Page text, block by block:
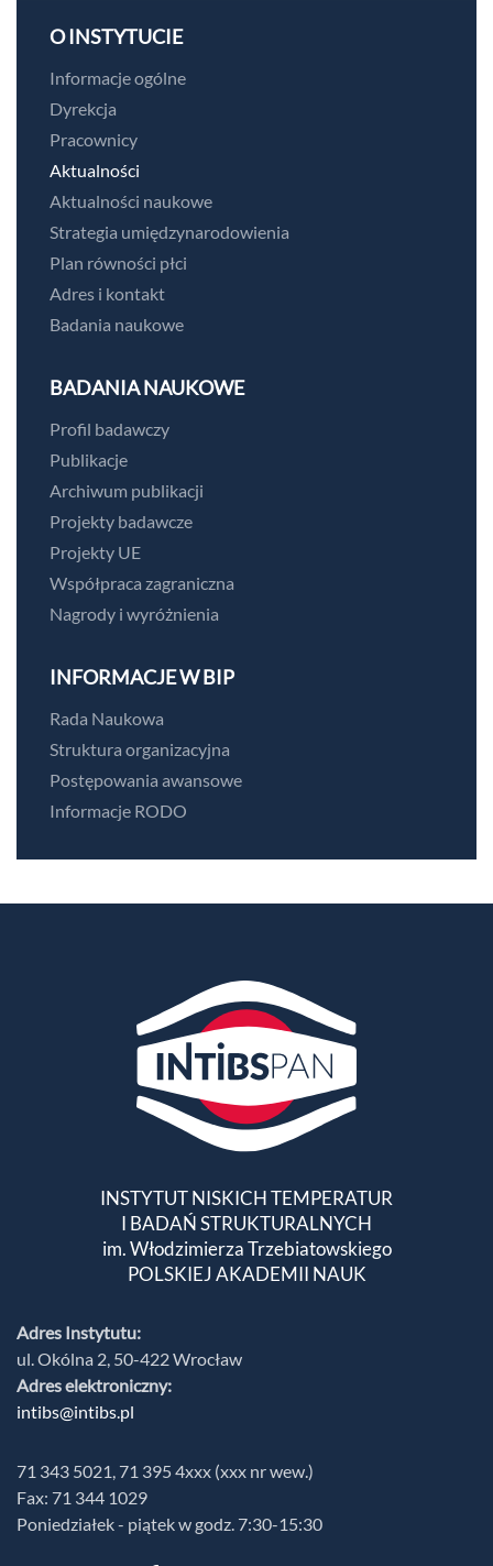
O INSTYTUCIE
Informacje ogólne
Dyrekcja
Pracownicy
Aktualności
Aktualności naukowe
Strategia umiędzynarodowienia
Plan równości płci
Adres i kontakt
Badania naukowe
BADANIA NAUKOWE
Profil badawczy
Publikacje
Archiwum publikacji
Projekty badawcze
Projekty UE
Współpraca zagraniczna
Nagrody i wyróżnienia
INFORMACJE W BIP
Rada Naukowa
Struktura organizacyjna
Postępowania awansowe
Informacje RODO
INSTYTUT NISKICH TEMPERATUR
I BADAŃ STRUKTURALNYCH
im. Włodzimierza Trzebiatowskiego
POLSKIEJ AKADEMII NAUK
Adres Instytutu:
ul. Okólna 2, 50-422 Wrocław
Adres elektroniczny:
intibs@intibs.pl
71 343 5021, 71 395 4xxx (xxx nr wew.)
Fax: 71 344 1029
Poniedziałek - piątek w godz. 7:30-15:30